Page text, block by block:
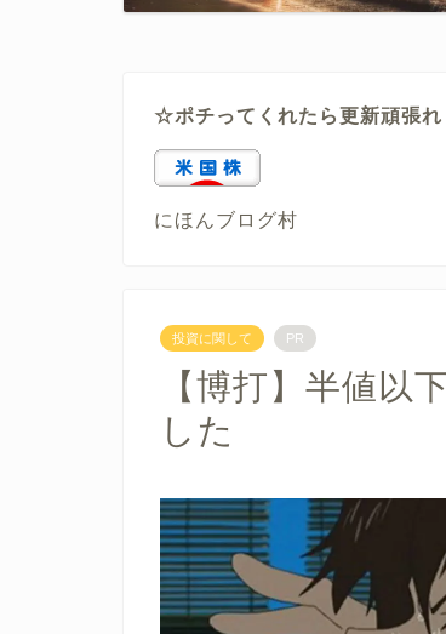
☆ポチってくれたら更新頑張
にほんブログ村
投資に関して PR
【博打】半値以
した